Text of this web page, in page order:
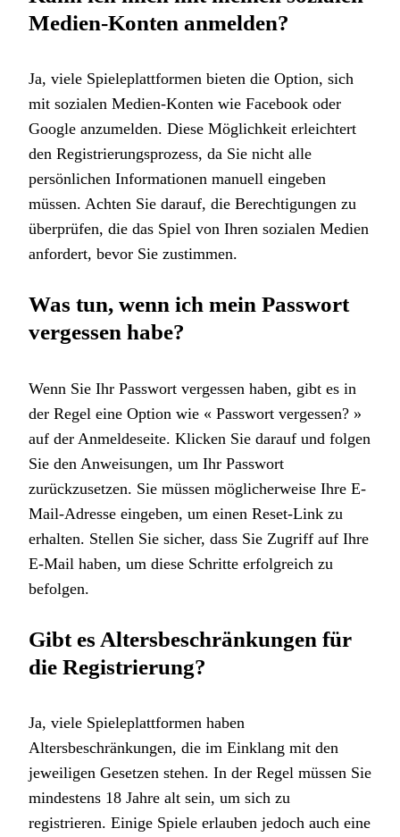
Medien-Konten anmelden?
Ja, viele Spieleplattformen bieten die Option, sich
mit sozialen Medien-Konten wie Facebook oder
Google anzumelden. Diese Möglichkeit erleichtert
den Registrierungsprozess, da Sie nicht alle
persönlichen Informationen manuell eingeben
müssen. Achten Sie darauf, die Berechtigungen zu
überprüfen, die das Spiel von Ihren sozialen Medien
anfordert, bevor Sie zustimmen.
Was tun, wenn ich mein Passwort
vergessen habe?
Wenn Sie Ihr Passwort vergessen haben, gibt es in
der Regel eine Option wie « Passwort vergessen? »
auf der Anmeldeseite. Klicken Sie darauf und folgen
Sie den Anweisungen, um Ihr Passwort
zurückzusetzen. Sie müssen möglicherweise Ihre E-
Mail-Adresse eingeben, um einen Reset-Link zu
erhalten. Stellen Sie sicher, dass Sie Zugriff auf Ihre
E-Mail haben, um diese Schritte erfolgreich zu
befolgen.
Gibt es Altersbeschränkungen für
die Registrierung?
Ja, viele Spieleplattformen haben
Altersbeschränkungen, die im Einklang mit den
jeweiligen Gesetzen stehen. In der Regel müssen Sie
mindestens 18 Jahre alt sein, um sich zu
registrieren. Einige Spiele erlauben jedoch auch eine